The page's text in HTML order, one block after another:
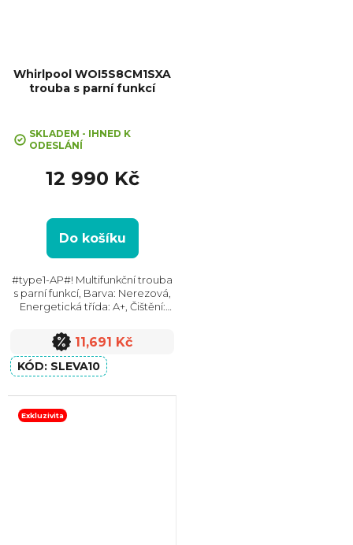
Whirlpool WOI5S8CM1SXA
trouba s parní funkcí
SKLADEM - IHNED K
ODESLÁNÍ
12 990 Kč
Do košíku
#type1-AP#! Multifunkční trouba
s parní funkcí, Barva: Nerezová,
Energetická třída: A+, Čištění:
Max. příkon: 3450 W, Rozměry
(VxŠxH): 597x595x564 mm,
Výbava:...
11,691 Kč
SLEVA10
Exkluzivita